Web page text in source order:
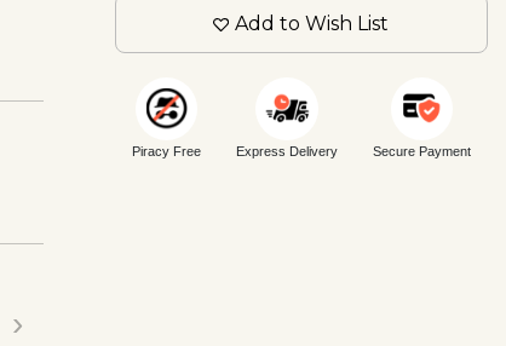
›
Add to Wish List
Piracy Free Express Delivery Secure Payment